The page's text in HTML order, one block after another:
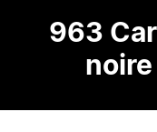
963